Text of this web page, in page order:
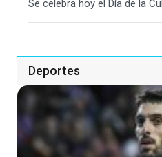
Se celebra hoy el Día de la
Deportes